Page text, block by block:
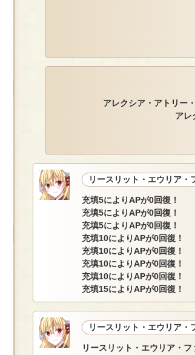
アレクシア・アトリー
アレ
リースリット・エウリア・
充填5によりAPが0回復！
充填5によりAPが0回復！
充填5によりAPが0回復！
充填10によりAPが0回復！
充填10によりAPが0回復！
充填10によりAPが0回復！
充填10によりAPが0回復！
充填15によりAPが0回復！
リースリット・エウリア・
リースリット・エウリア・